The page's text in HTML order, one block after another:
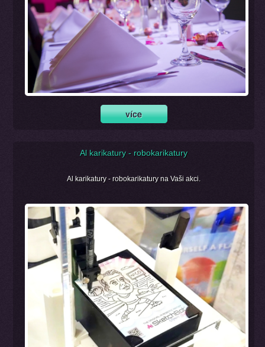
Al karikatury - robokarikatury
Al karikatury - robokarikatury na Vaši akci.